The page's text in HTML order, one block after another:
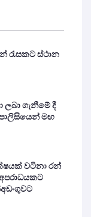
රැසකට ස්ථාන
ගැනීමේ දී
මඟ
වටිනා රන්